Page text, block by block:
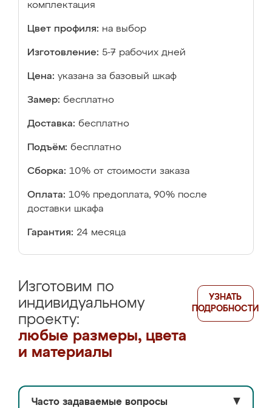
комплектация
Цвет профиля: на выбор
Изготовление: 5-7 рабочих дней
Цена: указана за базовый шкаф
Замер: бесплатно
Доставка: бесплатно
Подъём: бесплатно
Сборка: 10% от стоимости заказа
Оплата: 10% предоплата, 90% после
доставки шкафа
Гарантия: 24 месяца
Изготовим по
индивидуальному
проекту:
любые размеры, цвета
и материалы
УЗНАТЬ
ПОДРОБНОСТИ
Часто задаваемые вопросы ▼